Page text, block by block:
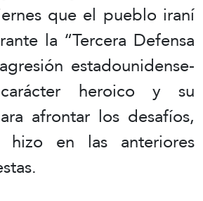
que el pueblo iraní
la “Tercera Defensa
estadounidense-
heroico y su
afrontar los desafíos,
en las anteriores